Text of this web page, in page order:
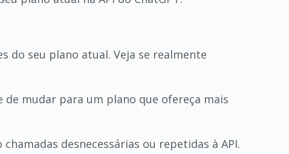
do seu plano atual. Veja se realmente
de mudar para um plano que ofereça mais
desnecessárias ou repetidas à API.